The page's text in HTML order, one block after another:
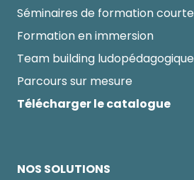
Séminaires de formation courte
Formation en immersion
Team building ludopédagogique
Parcours sur mesure
Télécharger le catalogue
NOS SOLUTIONS